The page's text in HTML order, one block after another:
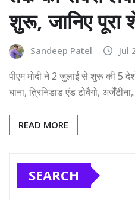
शुरू, जानिए
Sandeep Patel Jul
पीएम मोदी ने 2 जुलाई से शुरू की 5
घाना, त्रिनिडाड एंड टोबैगो,
READ MORE
SEARCH